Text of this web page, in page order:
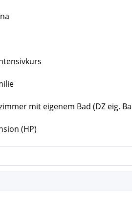
mit eigenem Bad (DZ eig.
(HP)